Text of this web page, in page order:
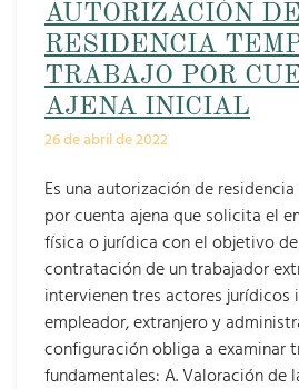
AUTORIZACIÓN DE
RESIDENCIA
TRABAJO POR
AJENA INICIAL
26 de abril de 2022
Es una autorización de
por cuenta ajena que solicita el
física o jurídica con el objetivo
contratación de un trabajador
intervienen tres actores jurídicos
empleador, extranjero y
configuración obliga a examinar
fundamentales: A. Valoración de